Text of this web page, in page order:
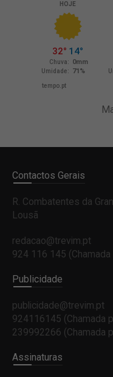
Contactos Gerais
R. Combatentes da
Lousã
redacao@trevim.pt
924 116 145
Publicidade
publicidade@trevim.pt
924116145 (Chamada
239992266 (Chamada
Assinaturas